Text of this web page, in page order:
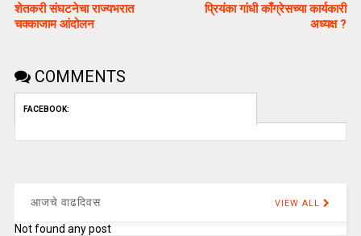
शेतकरी संघटनेचा राज्यभरात
चक्काजाम आंदोलन
प्रियंका गांधी काँग्रेसच्या कार्यकारी
अध्यक्ष ?
COMMENTS
FACEBOOK:
आजचे वाढदिवस VIEW ALL
Not found any post